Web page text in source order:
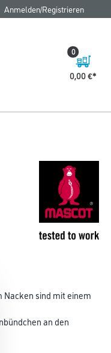
Anmelden/Registrieren
0,00 €
0
Nacken sind mit einem
an den